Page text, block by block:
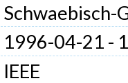
Schwaebisch-
1996-04-21 -
IEEE